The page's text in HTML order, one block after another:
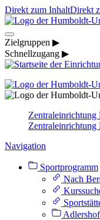
Direkt zum InhaltDirekt
Zielgruppen ▶
Schnellzugang ▶
Zentraleinrichtung
Zentraleinrichtung
Navigation
Sportprogramm
Nach
Adlershof